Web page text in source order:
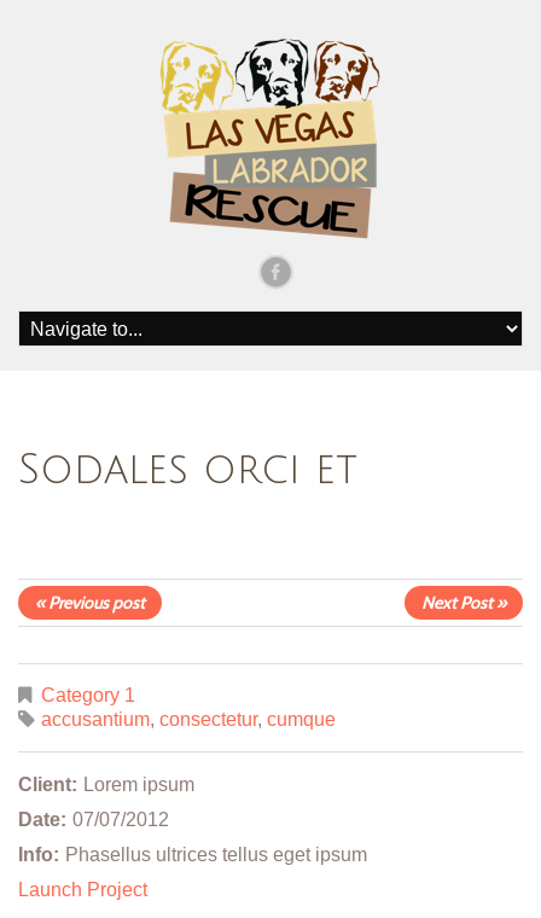
Sodales orci et
« Previous post Next Post »
Category 1
accusantium, consectetur, cumque
Client: Lorem ipsum
Date: 07/07/2012
Info: Phasellus ultrices tellus eget ipsum
Launch Project